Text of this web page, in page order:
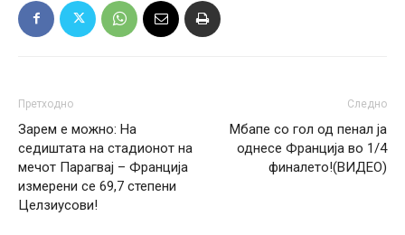
Претходно
Зарем е можно: На
седиштата на стадионот на
мечот Парагвај – Франција
измерени се 69,7 степени
Целзиусови!
Следно
Мбапе со гол од пенал ја
однесе Франција во 1/4
финалето!(ВИДЕО)